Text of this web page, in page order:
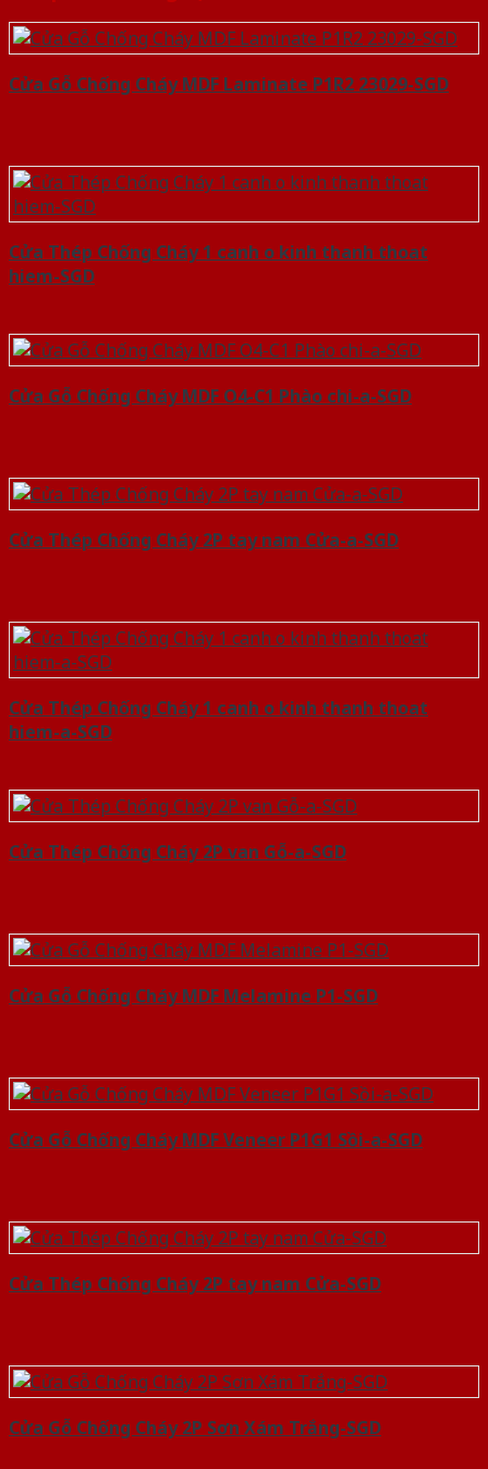
Cửa Gỗ Chống Cháy MDF Laminate P1R2 23029-SGD
Cửa Thép Chống Cháy 1 canh o kinh thanh thoat
hiem-SGD
Cửa Gỗ Chống Cháy MDF O4-C1 Phào chi-a-SGD
Cửa Thép Chống Cháy 2P tay nam Cửa-a-SGD
Cửa Thép Chống Cháy 1 canh o kinh thanh thoat
hiem-a-SGD
Cửa Thép Chống Cháy 2P van Gỗ-a-SGD
Cửa Gỗ Chống Cháy MDF Melamine P1-SGD
Cửa Gỗ Chống Cháy MDF Veneer P1G1 Sồi-a-SGD
Cửa Thép Chống Cháy 2P tay nam Cửa-SGD
Cửa Gỗ Chống Cháy 2P Sơn Xám Trắng-SGD